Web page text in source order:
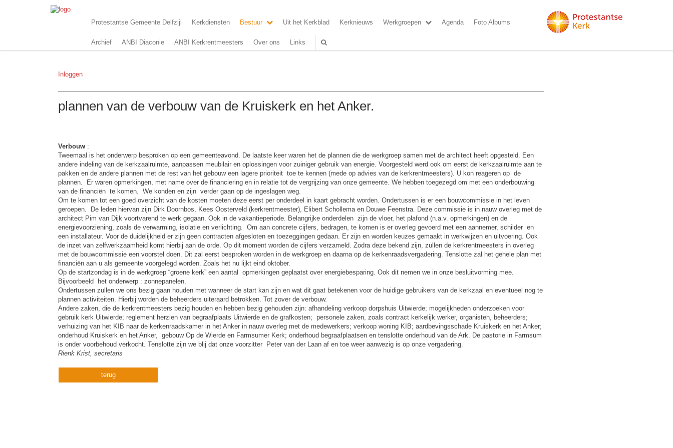
Protestantse Gemeente Delfzijl Kerkdiensten Bestuur Uit het Kerkblad Kerknieuws Werkgroepen Agenda Foto Albums
Archief ANBI Diaconie ANBI Kerkrentmeesters Over ons Links
Inloggen
plannen van de verbouw van de Kruiskerk en het Anker.
Verbouw :
Tweemaal is het onderwerp besproken op een gemeenteavond. De laatste keer waren het de plannen die de werkgroep samen met de architect heeft opgesteld. Een
andere indeling van de kerkzaalruimte, aanpassen meubilair en oplossingen voor zuiniger gebruik van energie. Voorgesteld werd ook om eerst de kerkzaalruimte aan te
pakken en de andere plannen met de rest van het gebouw een lagere prioriteit toe te kennen (mede op advies van de kerkrentmeesters). U kon reageren op de
plannen. Er waren opmerkingen, met name over de financiering en in relatie tot de vergrijzing van onze gemeente. We hebben toegezegd om met een onderbouwing
van de financiën te komen. We konden en zijn verder gaan op de ingeslagen weg.
Om te komen tot een goed overzicht van de kosten moeten deze eerst per onderdeel in kaart gebracht worden. Ondertussen is er een bouwcommissie in het leven
geroepen. De leden hiervan zijn Dirk Doornbos, Kees Oosterveld (kerkrentmeester), Elibert Schollema en Douwe Feenstra. Deze commissie is in nauw overleg met de
architect Pim van Dijk voortvarend te werk gegaan. Ook in de vakantieperiode. Belangrijke onderdelen zijn de vloer, het plafond (n.a.v. opmerkingen) en de
energievoorziening, zoals de verwarming, isolatie en verlichting. Om aan concrete cijfers, bedragen, te komen is er overleg gevoerd met een aannemer, schilder en
een installateur. Voor de duidelijkheid er zijn geen contracten afgesloten en toezeggingen gedaan. Er zijn en worden keuzes gemaakt in werkwijzen en uitvoering. Ook
de inzet van zelfwerkzaamheid komt hierbij aan de orde. Op dit moment worden de cijfers verzameld. Zodra deze bekend zijn, zullen de kerkrentmeesters in overleg
met de bouwcommissie een voorstel doen. Dit zal eerst besproken worden in de werkgroep en daarna op de kerkenraadsvergadering. Tenslotte zal het gehele plan met
financiën aan u als gemeente voorgelegd worden. Zoals het nu lijkt eind oktober.
Op de startzondag is in de werkgroep “groene kerk” een aantal opmerkingen geplaatst over energiebesparing. Ook dit nemen we in onze besluitvorming mee.
Bijvoorbeeld het onderwerp : zonnepanelen.
Ondertussen zullen we ons bezig gaan houden met wanneer de start kan zijn en wat dit gaat betekenen voor de huidige gebruikers van de kerkzaal en eventueel nog te
plannen activiteiten. Hierbij worden de beheerders uiteraard betrokken. Tot zover de verbouw.
Andere zaken, die de kerkrentmeesters bezig houden en hebben bezig gehouden zijn: afhandeling verkoop dorpshuis Uitwierde; mogelijkheden onderzoeken voor
gebruik kerk Uitwierde; reglement herzien van begraafplaats Uitwierde en de grafkosten; personele zaken, zoals contract kerkelijk werker, organisten, beheerders;
verhuizing van het KIB naar de kerkenraadskamer in het Anker in nauw overleg met de medewerkers; verkoop woning KIB; aardbevingsschade Kruiskerk en het Anker;
onderhoud Kruiskerk en het Anker, gebouw Op de Wierde en Farmsumer Kerk; onderhoud begraafplaatsen en tenslotte onderhoud van de Ark. De pastorie in Farmsum
is onder voorbehoud verkocht. Tenslotte zijn we blij dat onze voorzitter Peter van der Laan af en toe weer aanwezig is op onze vergadering.
Rienk Krist, secretaris
terug